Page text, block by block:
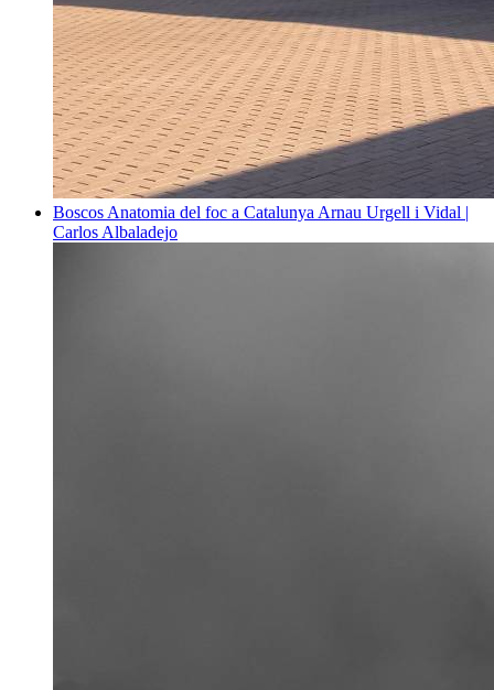
Boscos Anatomia del foc a Catalunya Arnau Urgell i Vidal |
Carlos Albaladejo